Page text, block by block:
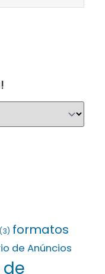
(3) formatos
de Anúncios